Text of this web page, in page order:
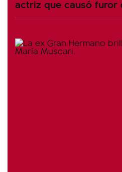
actriz que causó furor